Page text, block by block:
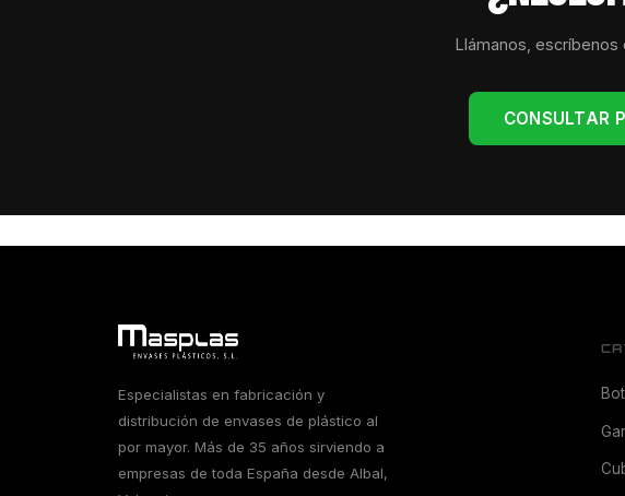
Llámanos, escríbenos
CONSULTAR
Especialistas en fabricación y
distribución de envases de plástico al
por mayor. Más de 35 años sirviendo a
empresas de toda España desde Albal,